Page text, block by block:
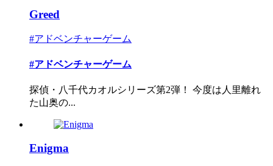
Greed
#アドベンチャーゲーム
#アドベンチャーゲーム
探偵・八千代カオルシリーズ第2弾！ 今度は人里離れ
た山奥の...
Enigma